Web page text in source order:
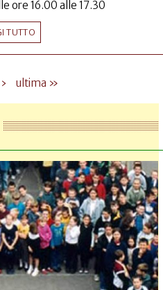
ore 16.00 alle 17.30
TUTTO
› ultima »